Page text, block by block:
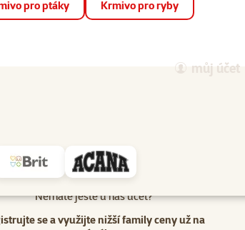
můj účet
pro ptáky Krmivo pro ryby
Nemáte ještě u nás účet?
se a využijte nižší family ceny už na